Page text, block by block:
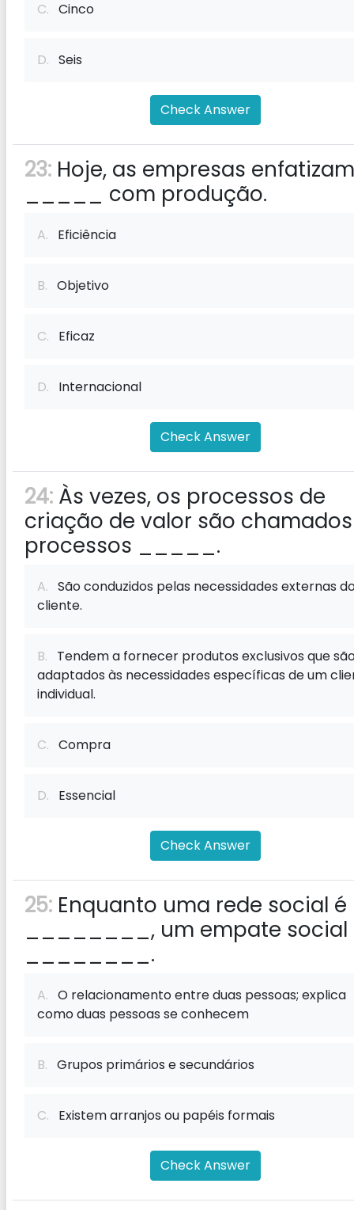
C. Cinco
D. Seis
Check Answer
23: Hoje, as empresas enfatizam
_____ com produção.
A. Eficiência
B. Objetivo
C. Eficaz
D. Internacional
Check Answer
24: Às vezes, os processos de
criação de valor são
processos _____.
A. São conduzidos pelas necessidades externas
cliente.
B. Tendem a fornecer produtos exclusivos que
adaptados às necessidades específicas de um
individual.
C. Compra
D. Essencial
Check Answer
25: Enquanto uma rede social é
________, um empate social
________.
A. O relacionamento entre duas pessoas; explica
como duas pessoas se conhecem
B. Grupos primários e secundários
C. Existem arranjos ou papéis formais
Check Answer